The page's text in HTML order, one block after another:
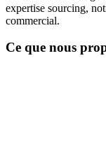
expertise sourcing,
commercial.
Ce que nous